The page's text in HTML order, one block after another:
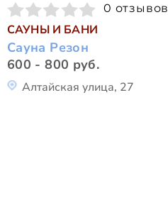
0 отзывов
САУНЫ И БАНИ
Сауна Резон
600 - 800 руб.
Алтайская улица, 27